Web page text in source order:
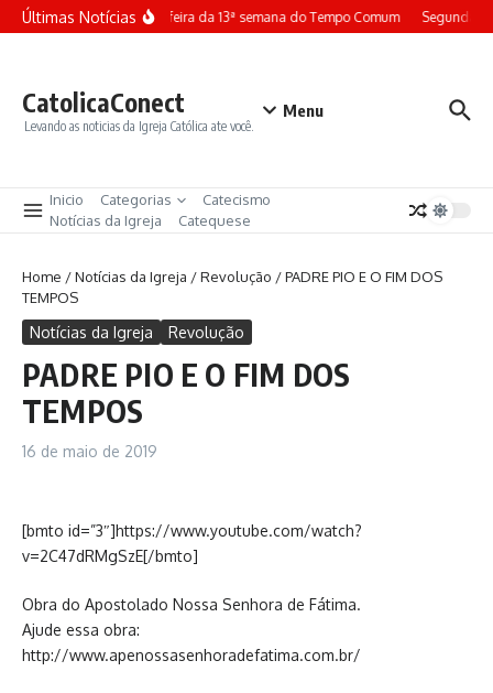
Ir para o conteúdo
Últimas NotíciasTerça-feira da 13ª semana do Tempo Comum Segunda-
CatolicaConect
Levando as noticias da Igreja Católica ate você.
Menu
Inicio Categorias
Catecismo
Notícias da Igreja
Catequese
Home /Notícias da Igreja /Revolução /PADRE PIO E O FIM DOS
TEMPOS
Notícias da Igreja Revolução
PADRE PIO E O FIM DOS
TEMPOS
16 de maio de 2019
[bmto id=”3″]https://www.youtube.com/watch?
v=2C47dRMgSzE[/bmto]
Obra do Apostolado Nossa Senhora de Fátima.
Ajude essa obra:
http://www.apenossasenhoradefatima.com.br/